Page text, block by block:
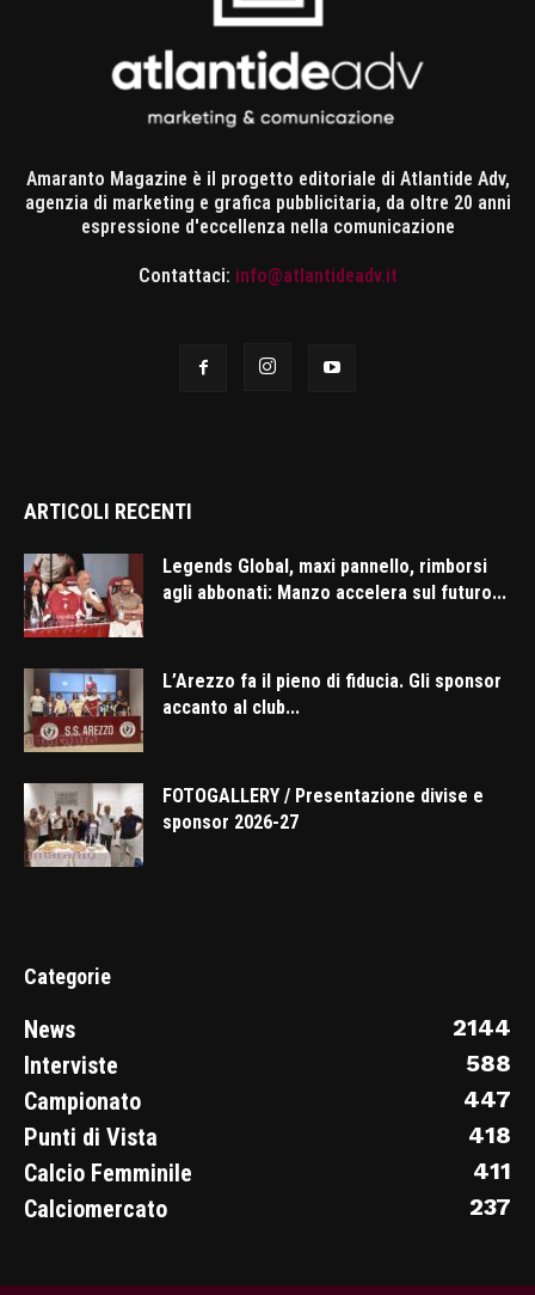
Amaranto Magazine è il progetto editoriale di Atlantide Adv,
agenzia di marketing e grafica pubblicitaria, da oltre 20 anni
espressione d'eccellenza nella comunicazione
Contattaci: info@atlantideadv.it
ARTICOLI RECENTI
Legends Global, maxi pannello, rimborsi
agli abbonati: Manzo accelera sul futuro...
L’Arezzo fa il pieno di fiducia. Gli sponsor
accanto al club...
FOTOGALLERY / Presentazione divise e
sponsor 2026-27
Categorie
News
2144
Interviste
588
Campionato
447
Punti di Vista
418
Calcio Femminile
411
Calciomercato
237